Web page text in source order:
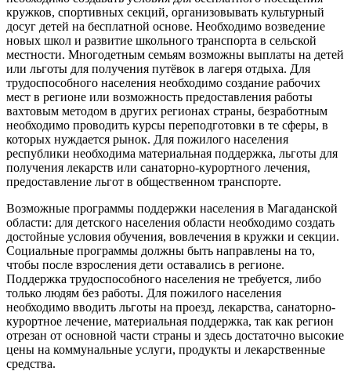
кружков, спортивных секций, организовывать культурный
досуг детей на бесплатной основе. Необходимо возведение
новых школ и развитие школьного транспорта в сельской
местности. Многодетным семьям возможны выплаты на детей
или льготы для получения путёвок в лагеря отдыха. Для
трудоспособного населения необходимо создание рабочих
мест в регионе или возможность предоставления работы
вахтовым методом в других регионах страны, безработным
необходимо проводить курсы переподготовки в те сферы, в
которых нуждается рынок. Для пожилого населения
республики необходима материальная поддержка, льготы для
получения лекарств или санаторно-курортного лечения,
предоставление льгот в общественном транспорте.
Возможные программы поддержки населения в Магаданской
области: для детского населения области необходимо создать
достойные условия обучения, вовлечения в кружки и секции.
Социальные программы должны быть направлены на то,
чтобы после взросления дети оставались в регионе.
Поддержка трудоспособного населения не требуется, либо
только людям без работы. Для пожилого населения
необходимо вводить льготы на проезд, лекарства, санаторно-
курортное лечение, материальная поддержка, так как регион
отрезан от основной части страны и здесь достаточно высокие
цены на коммунальные услуги, продукты и лекарственные
средства.